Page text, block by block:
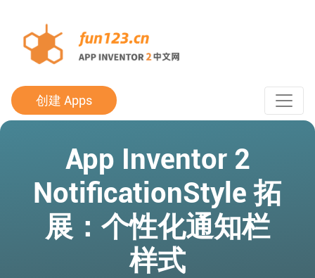
创建 Apps
App Inventor 2
NotificationStyle 拓
展：个性化通知栏
样式